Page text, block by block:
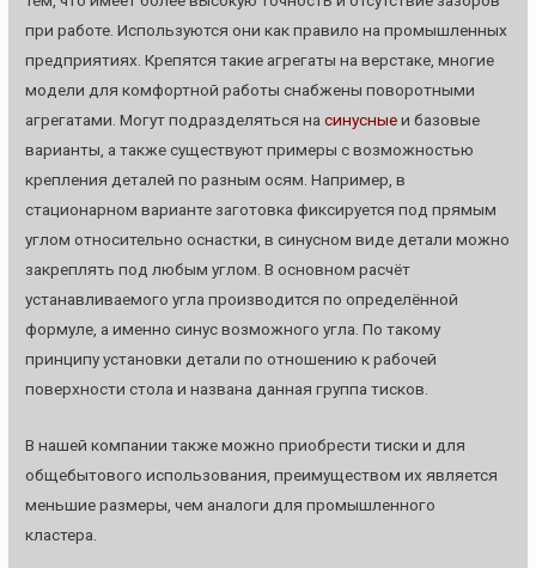
при работе. Используются они как правило на промышленных
предприятиях. Крепятся такие агрегаты на верстаке, многие
модели для комфортной работы снабжены поворотными
агрегатами. Могут подразделяться насинусныеи базовые
варианты, а также существуют примеры с возможностью
крепления деталей по разным осям. Например, в
стационарном варианте заготовка фиксируется под прямым
углом относительно оснастки, в синусном виде детали можно
закреплять под любым углом. В основном расчёт
устанавливаемого угла производится по определённой
формуле, а именно синус возможного угла. По такому
принципу установки детали по отношению к рабочей
поверхности стола и названа данная группа тисков.
В нашей компании также можно приобрести тиски и для
общебытового использования, преимуществом их является
меньшие размеры, чем аналоги для промышленного
кластера.